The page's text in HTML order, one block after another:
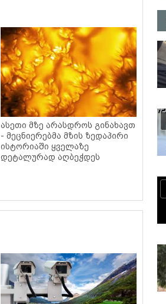
ასეთი მზე არასდროს გინახავთ
- მეცნიერებმა მზის ზედაპირი
ისტორიაში ყველაზე
დეტალურად აღბეჭდეს